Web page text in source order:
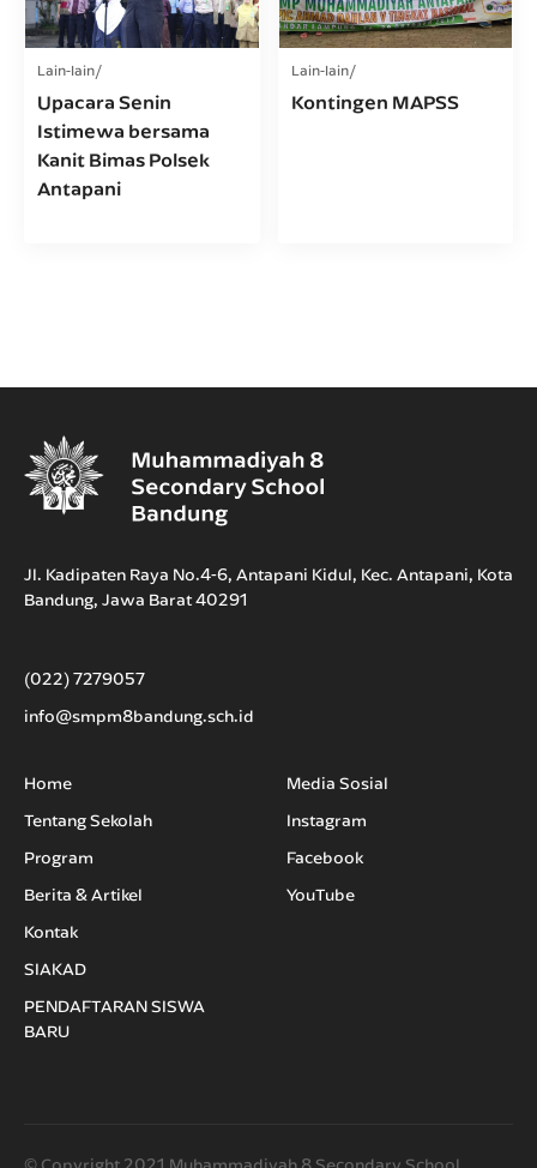
Lain-lain
Upacara Senin
Istimewa bersama
Kanit Bimas Polsek
Antapani
Lain-lain
Kontingen MAPSS
Jl. Kadipaten Raya No.4-6, Antapani Kidul, Kec. Antapani, Kota
Bandung, Jawa Barat 40291
(022) 7279057
info@smpm8bandung.sch.id
Home
Tentang Sekolah
Program
Berita & Artikel
Kontak
SIAKAD
PENDAFTARAN SISWA
BARU
Media Sosial
Instagram
Facebook
YouTube